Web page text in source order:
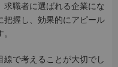
求職者に選ばれる企業にな
把握し、効果的にアピール
線で考えることが大切でし